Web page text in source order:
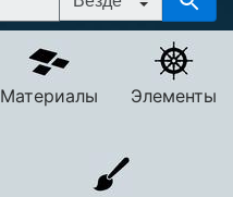
Материалы Элементы